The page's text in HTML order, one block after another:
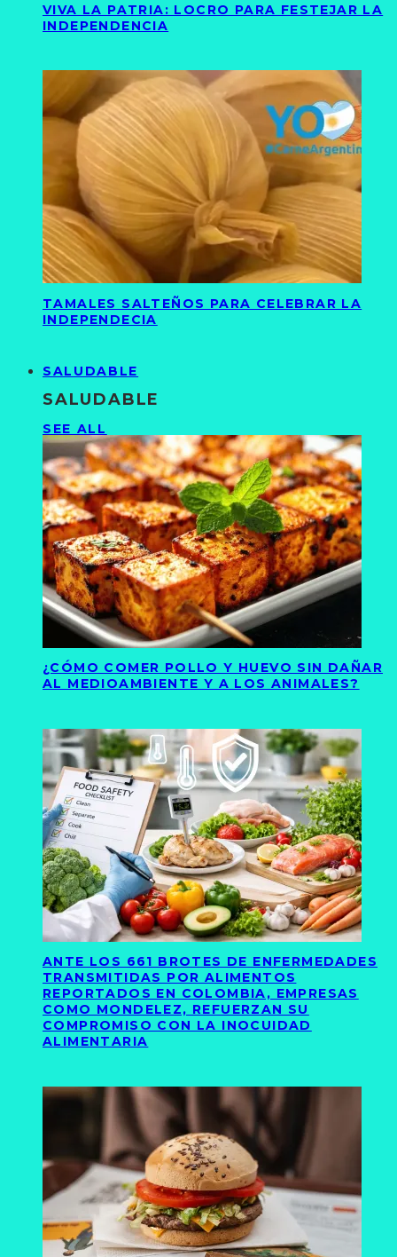
VIVA LA PATRIA: LOCRO PARA FESTEJAR LA
INDEPENDENCIA
TAMALES SALTEÑOS PARA CELEBRAR LA
INDEPENDECIA
SALUDABLE
SALUDABLE
SEE ALL
¿CÓMO COMER POLLO Y HUEVO SIN DAÑAR
AL MEDIOAMBIENTE Y A LOS ANIMALES?
ANTE LOS 661 BROTES DE ENFERMEDADES
TRANSMITIDAS POR ALIMENTOS
REPORTADOS EN COLOMBIA, EMPRESAS
COMO MONDELEZ, REFUERZAN SU
COMPROMISO CON LA INOCUIDAD
ALIMENTARIA